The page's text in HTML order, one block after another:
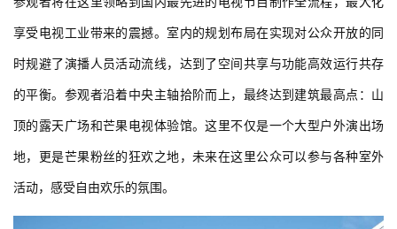
享受电视工业带来的震撼。室内的规划布局在实现对公众开放的同
时规避了演播人员活动流线，达到了空间共享与功能高效运行共存
的平衡。参观者沿着中央主轴拾阶而上，最终达到建筑最高点：山
顶的露天广场和芒果电视体验馆。这里不仅是一个大型户外演出场
地，更是芒果粉丝的狂欢之地，未来在这里公众可以参与各种室外
活动，感受自由欢乐的氛围。